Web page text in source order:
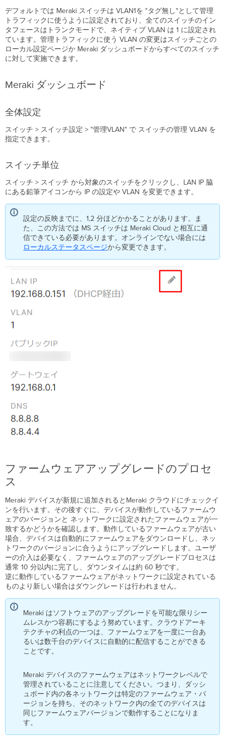
ロ
セ
ス
ス
パ
ニ
グ
ツ
ー
プ
ロ
ト
(STP/RSTP)
ル
ー
リ
ッ
ジ
自
動
エ
ポ
ロ
ル
の
互
MSTP
(802.1s)
Rapid-
PVST
Port
設
定
ト
ラ
ン
ク
ポ
ー
ネ
イ
テ
ィ
ブ VLAN
ク
セ
ス
ポ
ー
Voice
デフォルトでは Meraki スイッチは VLAN1を "タグ無し"として管理
トラフィックに使うように設定されており、全てのスイッチのイン
タフェースはトランクモードで、ネイティブ VLAN は 1 に設定され
ています。管理トラフィックに使う VLAN の変更はスイッチごとの
ローカル設定ページか Meraki ダッシュボードからすべてのスイッチ
に対して実施できます。
Meraki ダッシュボード
全体設定
スイッチ > スイッチ設定 > "管理VLAN" で スイッチの管理 VLAN を
指定できます。
スイッチ単位
スイッチ > スイッチ から対象のスイッチをクリックし、LAN IP 脇
にある鉛筆アイコンから IP の設定や VLAN を変更できます。
設定の反映までに、1,2 分ほどかかることがあります。ま
た、この方法では MS スイッチは Meraki Cloud と相互に通
信できている必要があります。オンラインでない場合には
ローカルステータスページから変更できます。
ファームウェアアップグレードのプロセ
ス
Meraki デバイスが新規に追加されるとMeraki クラウドにチェックイ
ンを行います。その後すぐに、デバイスが動作しているファームウ
ェアのバージョンと ネットワークに設定されたファームウェアが一
致するかどうかを確認します。動作しているファームウェアが古い
場合、デバイスは自動的にファームウェアをダウンロードし、ネッ
トワークのバージョンに合うようにアップグレードします。ユーザ
ーの介入は必要なく、ファームウェアのアップグレードプロセスは
通常 10 分以内に完了し、ダウンタイムは約 60 秒です。
逆に動作しているファームウェアがネットワークに設定されている
ものより新しい場合はダウングレードは行われません。
Meraki はソフトウェアのアップグレードを可能な限りシー
ムレスかつ容易にするよう努めています。クラウドアーキ
テクチャの利点の一つは、ファームウェアを一度に一台あ
るいは数千台のデバイスに自動的に配信することができる
ことです。
Meraki デバイスのファームウェアはネットワークレベルで
管理されていることに注意してください。つまり、ダッシ
ュボード内の各ネットワークは特定のファームウェア・バ
ージョンを持ち、そのネットワーク内の全てのデバイスは
同じファームウェアバージョンで動作することになりま
す。